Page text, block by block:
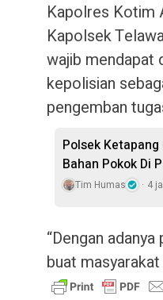
Kapolres Kotim
Kapolsek
wajib mendapat
kepolisian
pengemban
‎Polsek
Bahan Pokok Di
Tim Humas 4
“Dengan
buat